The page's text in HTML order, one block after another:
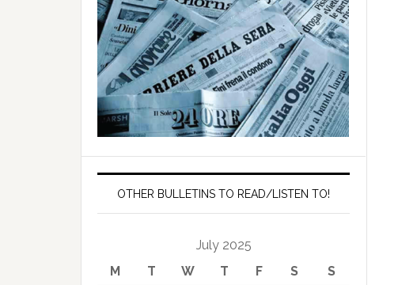
OTHER BULLETINS TO READ/LISTEN TO!
July 2025
M
T W T F S S